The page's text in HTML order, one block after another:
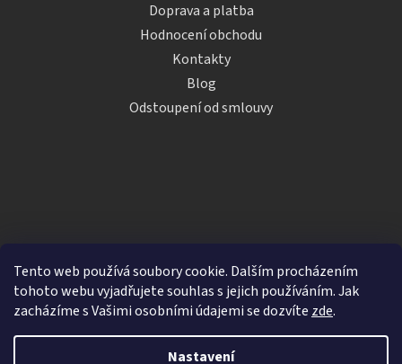
Tento web používá soubory cookie. Dalším procházením
tohoto webu vyjadřujete souhlas s jejich používáním. Jak
zacházíme s Vašimi osobními údajemi se dozvíte zde.
Nastavení
Doprava a platba
Hodnocení obchodu
Kontakty
Blog
Odstoupení od smlouvy
Vytvořil Shoptet